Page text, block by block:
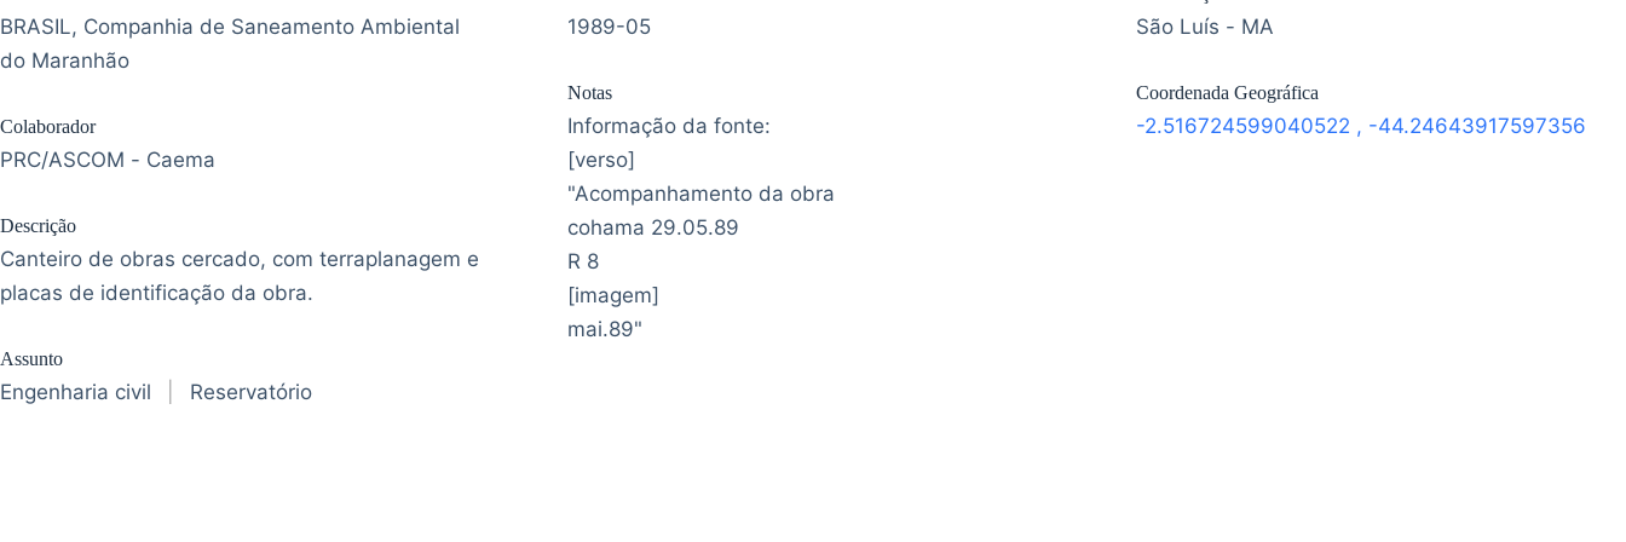
BRASIL, Companhia de Saneamento Ambiental
do Maranhão
Colaborador
PRC/ASCOM - Caema
Descrição
Canteiro de obras cercado, com terraplanagem e
placas de identificação da obra.
Assunto
Engenharia civil Reservatório
1989-05
Notas
Informação da fonte:
[verso]
"Acompanhamento da obra
cohama 29.05.89
R 8
[imagem]
mai.89"
São Luís - MA
Coordenada Geográfica
-2.516724599040522 , -44.24643917597356